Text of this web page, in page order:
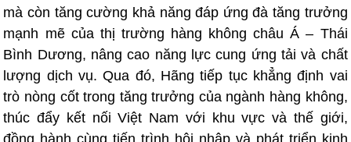
mà còn tăng cường khả năng đáp ứng đà tăng trưởng
mạnh mẽ của thị trường hàng không châu Á – Thái
Bình Dương, nâng cao năng lực cung ứng tải và chất
lượng dịch vụ. Qua đó, Hãng tiếp tục khẳng định vai
trò nòng cốt trong tăng trưởng của ngành hàng không,
thúc đẩy kết nối Việt Nam với khu vực và thế giới,
đồng hành cùng tiến trình hội nhập và phát triển kinh